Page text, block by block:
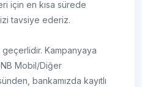
için en kısa sürede
tavsiye ederiz.
Kampanyaya
Mobil/Diğer
bankamızda kayıtlı